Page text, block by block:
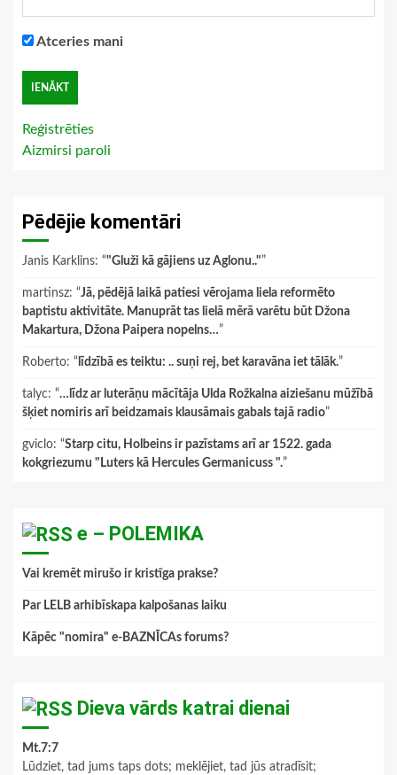
Atceries mani
Reģistrēties
Aizmirsi paroli
Pēdējie komentāri
Janis Karklins: “"Gluži kā gājiens uz Aglonu.."”
martinsz: “Jā, pēdējā laikā patiesi vērojama liela reformēto
baptistu aktivitāte. Manuprāt tas lielā mērā varētu būt Džona
Makartura, Džona Paipera nopelns…”
Roberto: “ līdzībā es teiktu: .. suņi rej, bet karavāna iet tālāk.”
talyc: “…līdz ar luterāņu mācītāja Ulda Rožkalna aiziešanu mūžībā
šķiet nomiris arī beidzamais klausāmais gabals tajā radio”
gviclo: “Starp citu, Holbeins ir pazīstams arī ar 1522. gada
kokgriezumu "Luters kā Hercules Germanicuss ".”
e – POLEMIKA
Vai kremēt mirušo ir kristīga prakse?
Par LELB arhibīskapa kalpošanas laiku
Kāpēc "nomira" e-BAZNĪCAs forums?
Dieva vārds katrai dienai
Mt.7:7
Lūdziet, tad jums taps dots; meklējiet, tad jūs atradīsit;